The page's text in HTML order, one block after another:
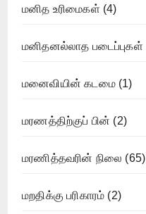
மனித உரிமைகள் (4)
மனிதனல்லாத படைப்புகள்
மனைவியின் கடமை(1)
மரணத்திற்குப் பின் (2)
மரணித்தவரின் நிலை (65)
மறதிக்கு பரிகாரம் (2)